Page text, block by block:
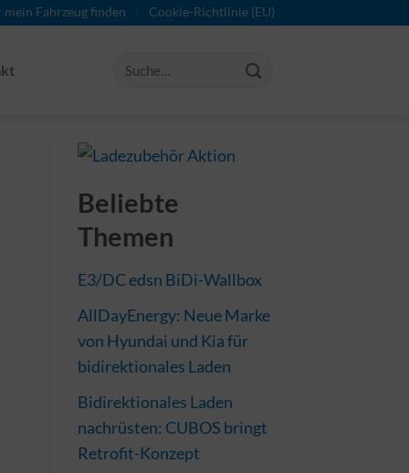
Fahrzeug finden Cookie-Richtlinie (EU)
Beliebte
Themen
E3/DC edsn BiDi-Wallbox
AllDayEnergy: Neue Marke
von Hyundai und Kia für
bidirektionales Laden
Bidirektionales Laden
nachrüsten: CUBOS bringt
Retrofit-Konzept